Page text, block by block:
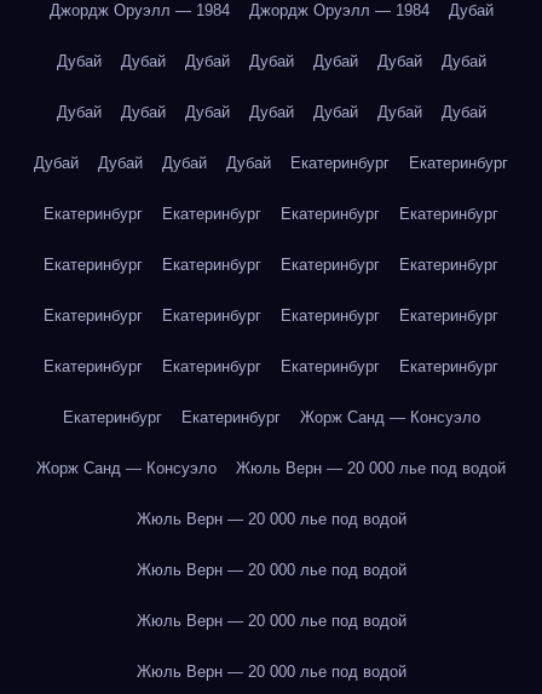
Джордж Оруэлл — 1984 Джордж Оруэлл — 1984 Дубай
Дубай Дубай Дубай Дубай Дубай Дубай Дубай
Дубай Дубай Дубай Дубай Дубай Дубай Дубай
Дубай Дубай Дубай Дубай Екатеринбург Екатеринбург
Екатеринбург Екатеринбург Екатеринбург Екатеринбург
Екатеринбург Екатеринбург Екатеринбург Екатеринбург
Екатеринбург Екатеринбург Екатеринбург Екатеринбург
Екатеринбург Екатеринбург Екатеринбург Екатеринбург
Екатеринбург Екатеринбург Жорж Санд — Консуэло
Жорж Санд — Консуэло Жюль Верн — 20 000 лье под водой
Жюль Верн — 20 000 лье под водой
Жюль Верн — 20 000 лье под водой
Жюль Верн — 20 000 лье под водой
Жюль Верн — 20 000 лье под водой